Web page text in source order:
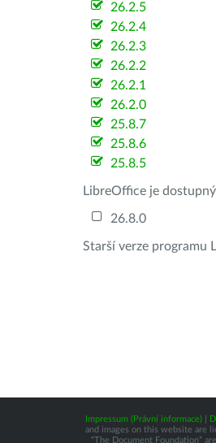
26.2.5
26.2.4
26.2.3
26.2.2
26.2.1
26.2.0
25.8.7
25.8.6
25.8.5
LibreOffice je
26.8.0
Starší verze programu
Impressum (Právní informace)|
and images on this website are
“The Document Foundation”